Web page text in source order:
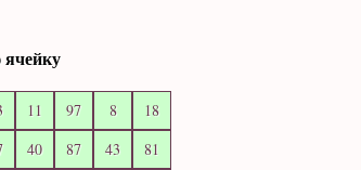
98 54 25
83
13 43 72
99